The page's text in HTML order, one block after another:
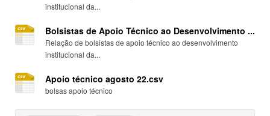
institucional da...
Bolsistas de Apoio Técnico ao Desenvolvimento ...
Relação de bolsistas de apoio técnico ao desenvolvimento
institucional da...
Apoio técnico agosto 22.csv
bolsas apoio técnico